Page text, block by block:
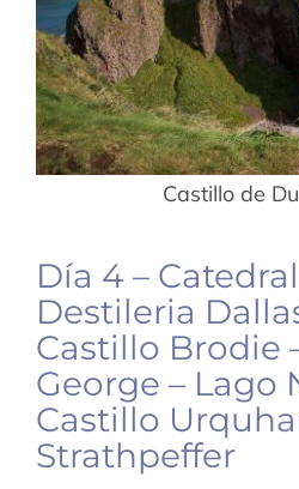
Castillo de
Día 4 –
Destileria
Castillo Brodie
George – Lago
Castillo
Strathpeffer